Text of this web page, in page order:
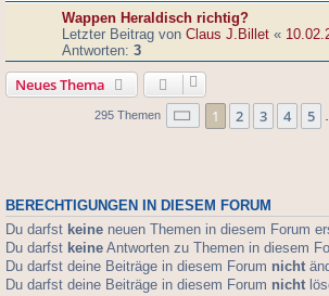
Wappen Heraldisch richtig?
Letzter Beitrag von Claus J.Billet «
Antworten: 3
Neues Thema
295 Themen Seite 1von 10
1 2 3 4 5
BERECHTIGUNGEN IN DIESEM FORUM
Du darfst keine neuen Themen in diesem Forum
Du darfst keine Antworten zu Themen in diesem
Du darfst deine Beiträge in diesem Forum nicht
Du darfst deine Beiträge in diesem Forum nicht